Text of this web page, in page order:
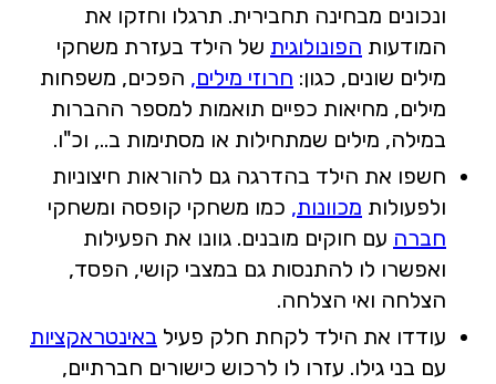
ונכונים מבחינה תחבירית. תרגלו וחזקו את
המודעות הפונולוגית של הילד בעזרת משחקי
מילים שונים, כגון: חרוזי מילים, הפכים, משפחות
מילים, מחיאות כפיים תואמות למספר ההברות
במילה, מילים שמתחילות או מסתימות ב.., וכ"ו.
חשפו את הילד בהדרגה גם להוראות חיצוניות
ולפעולות מכוונות, כמו משחקי קופסה ומשחקי
חברה עם חוקים מובנים. גוונו את הפעילות
ואפשרו לו להתנסות גם במצבי קושי, הפסד,
הצלחה ואי הצלחה.
עודדו את הילד לקחת חלק פעיל באינטראקציות
עם בני גילו. עזרו לו לרכוש כישורים חברתיים,